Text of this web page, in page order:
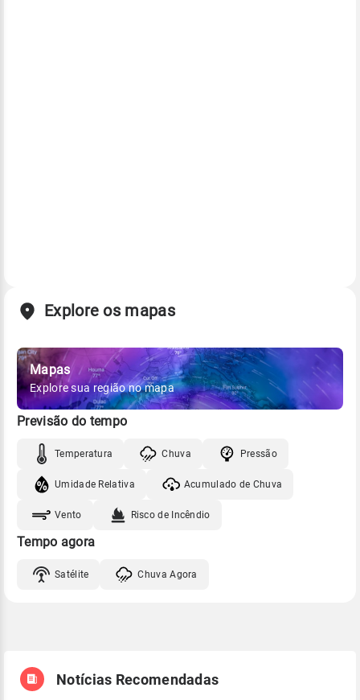
Explore os mapas
Mapas
Explore sua região no mapa
Previsão do tempo
Temperatura Chuva Pressão
Umidade Relativa Acumulado de Chuva
Vento Risco de Incêndio
Tempo agora
Satélite Chuva Agora
Notícias Recomendadas